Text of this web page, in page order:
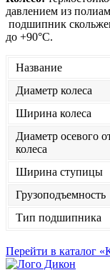
давлением из
подшипник
до +90°С.
Название
Диаметр колеса
Ширина колеса
Диаметр осевого
колеса
Ширина ступицы
Грузоподъемность
Тип подшипника
Перейти в каталог